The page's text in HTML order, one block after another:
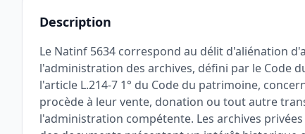
Description
Le Natinf 5634 correspond au délit d'aliénation
l'administration des archives, défini par le Code
l'article L.214-7 1° du Code du patrimoine,
procède à leur vente, donation ou tout autre
l'administration compétente. Les archives